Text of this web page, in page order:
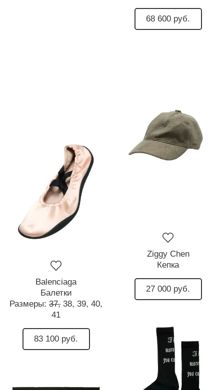
68 600 руб.
Balenciaga
Балетки
Размеры: 37, 38, 39, 40,
41
83 100 руб.
Ziggy Chen
Кепка
27 000 руб.